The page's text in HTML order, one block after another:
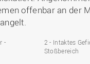
offenbar an der
-
2 - Intaktes
Stoßbereich